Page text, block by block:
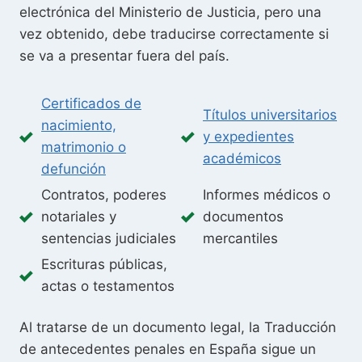
electrónica del Ministerio de Justicia, pero una
vez obtenido, debe traducirse correctamente si
se va a presentar fuera del país.
Certificados de
nacimiento,
matrimonio o
defunción
Títulos universitarios
y expedientes
académicos
Contratos, poderes
notariales y
sentencias judiciales
Informes médicos o
documentos
mercantiles
Escrituras públicas,
actas o testamentos
Al tratarse de un documento legal, la Traducción
de antecedentes penales en España sigue un